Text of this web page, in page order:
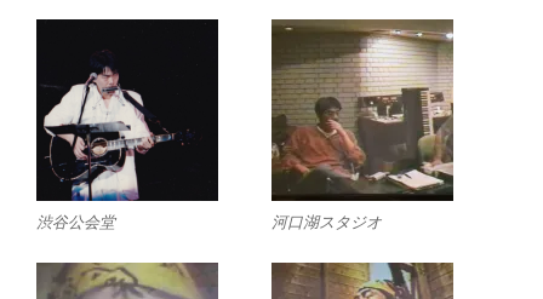
渋谷公会堂 河口湖スタジオ